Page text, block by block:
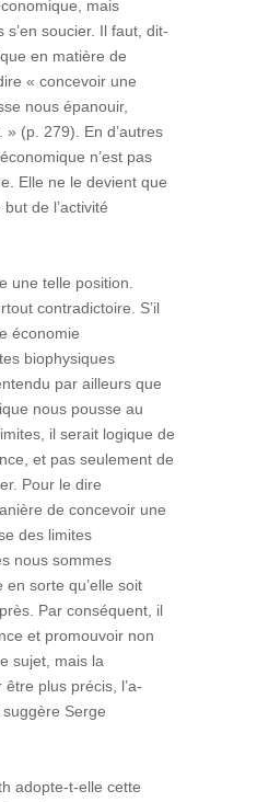
mais
soucier. Il faut, dit-
en matière de
« concevoir une
nous épanouir,
» (p. 279). En d’autres
n’est pas
Elle ne le devient que
de l’activité
une telle position.
contradictoire. S’il
économie
biophysiques
par ailleurs que
nous pousse au
il serait logique de
et pas seulement de
Pour le dire
de concevoir une
des limites
nous sommes
sorte qu’elle soit
Par conséquent, il
et promouvoir non
sujet, mais la
plus précis, l’a-
Serge
adopte-t-elle cette